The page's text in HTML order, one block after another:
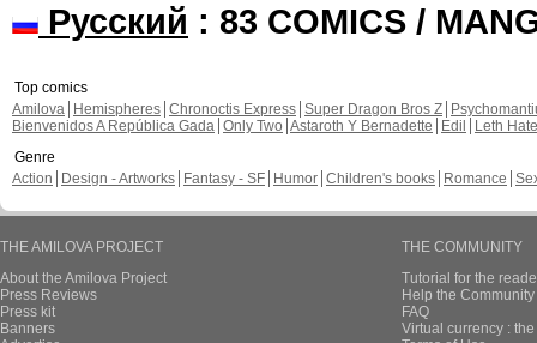
Русский : 83 COMICS /
Top comics
Amilova
Hemispheres Chronoctis Express Super Dragon Bros Z
Bienvenidos A República Gada Only Two Astaroth Y Bernadette Edil
Leth Hate
Genre
Action
Design - Artworks Fantasy - SF Humor Children's books Romance
THE AMILOVA PROJECT
About the Amilova Project
Press Reviews
Press kit
Banners
THE COMMUNITY
Tutorial for the
Help the
FAQ
Virtual currency :